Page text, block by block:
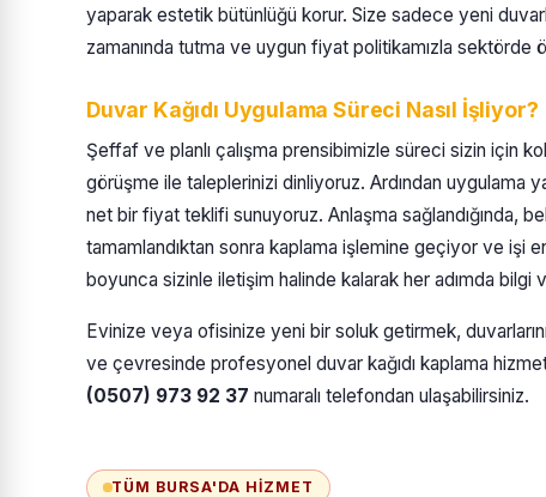
yaparak estetik bütünlüğü korur. Size sadece yeni
zamanında tutma ve uygun fiyat politikamızla sektörde
Duvar Kağıdı Uygulama Süreci Nasıl İşliyor?
Şeffaf ve planlı çalışma prensibimizle süreci sizin için
görüşme ile taleplerinizi dinliyoruz. Ardından uygulama
net bir fiyat teklifi sunuyoruz. Anlaşma sağlandığında,
tamamlandıktan sonra kaplama işlemine geçiyor ve işi
boyunca sizinle iletişim halinde kalarak her adımda bilgi
Evinize veya ofisinize yeni bir soluk getirmek,
ve çevresinde profesyonel duvar kağıdı kaplama
(0507) 973 92 37 numaralı telefondan ulaşabilirsiniz.
TÜM BURSA'DA HIZMET